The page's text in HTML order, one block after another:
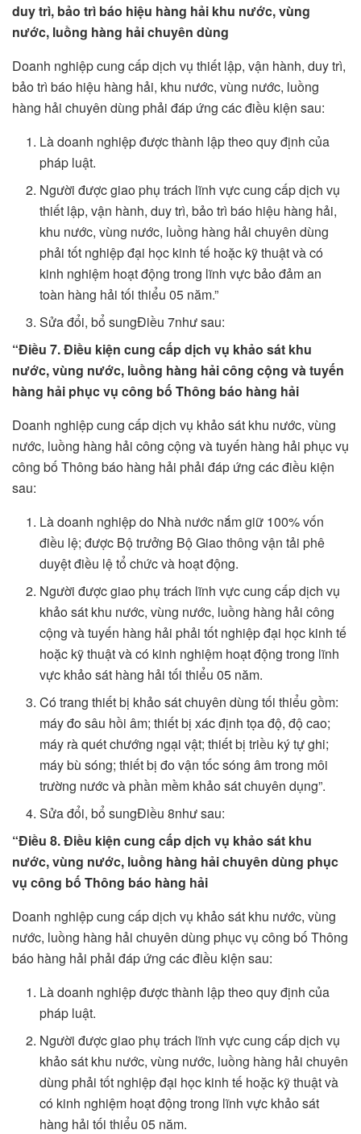
duy trì, bảo trì báo hiệu hàng hải khu nước, vùng
nước, luồng hàng hải chuyên dùng
Doanh nghiệp cung cấp dịch vụ thiết lập, vận hành, duy trì,
bảo trì báo hiệu hàng hải, khu nước, vùng nước, luồng
hàng hải chuyên dùng phải đáp ứng các điều kiện sau:
Là doanh nghiệp được thành lập theo quy định của
pháp luật.
Người được giao phụ trách lĩnh vực cung cấp dịch vụ
thiết lập, vận hành, duy trì, bảo trì báo hiệu hàng hải,
khu nước, vùng nước, luồng hàng hải chuyên dùng
phải tốt nghiệp đại học kinh tế hoặc kỹ thuật và có
kinh nghiệm hoạt động trong lĩnh vực bảo đảm an
toàn hàng hải tối thiểu 05 năm.”
Sửa đổi, bổ sungĐiều 7như sau:
“Điều 7. Điều kiện cung cấp dịch vụ khảo sát khu
nước, vùng nước, luồng hàng hải công cộng và tuyến
hàng hải phục vụ công bố Thông báo hàng hải
Doanh nghiệp cung cấp dịch vụ khảo sát khu nước, vùng
nước, luồng hàng hải công cộng và tuyến hàng hải phục vụ
công bố Thông báo hàng hải phải đáp ứng các điều kiện
sau:
Là doanh nghiệp do Nhà nước nắm giữ 100% vốn
điều lệ; được Bộ trưởng Bộ Giao thông vận tải phê
duyệt điều lệ tổ chức và hoạt động.
Người được giao phụ trách lĩnh vực cung cấp dịch vụ
khảo sát khu nước, vùng nước, luồng hàng hải công
cộng và tuyến hàng hải phải tốt nghiệp đại học kinh tế
hoặc kỹ thuật và có kinh nghiệm hoạt động trong lĩnh
vực khảo sát hàng hải tối thiểu 05 năm.
Có trang thiết bị khảo sát chuyên dùng tối thiểu gồm:
máy đo sâu hồi âm; thiết bị xác định tọa độ, độ cao;
máy rà quét chướng ngại vật; thiết bị triều ký tự ghi;
máy bù sóng; thiết bị đo vận tốc sóng âm trong môi
trường nước và phần mềm khảo sát chuyên dụng”.
Sửa đổi, bổ sungĐiều 8như sau:
“Điều 8. Điều kiện cung cấp dịch vụ khảo sát khu
nước, vùng nước, luồng hàng hải chuyên dùng phục
vụ công bố Thông báo hàng hải
Doanh nghiệp cung cấp dịch vụ khảo sát khu nước, vùng
nước, luồng hàng hải chuyên dùng phục vụ công bố Thông
báo hàng hải phải đáp ứng các điều kiện sau:
Là doanh nghiệp được thành lập theo quy định của
pháp luật.
Người được giao phụ trách lĩnh vực cung cấp dịch vụ
khảo sát khu nước, vùng nước, luồng hàng hải chuyên
dùng phải tốt nghiệp đại học kinh tế hoặc kỹ thuật và
có kinh nghiệm hoạt động trong lĩnh vực khảo sát
hàng hải tối thiểu 05 năm.